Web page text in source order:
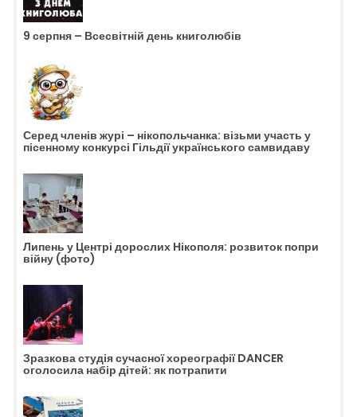
9 серпня – Всесвітній день книголюбів
Серед членів журі – нікопольчанка: візьми участь у
пісенному конкурсі Гільдії українського самвидаву
Липень у Центрі дорослих Нікополя: розвиток попри
війну (фото)
Зразкова студія сучасної хореографії DANCER
оголосила набір дітей: як потрапити